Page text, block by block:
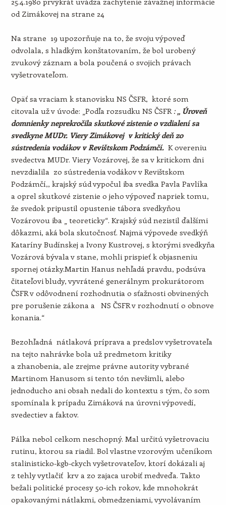
od Zimákovej na strane 24
Na strane 19 upozorňuje na to, že svoju výpoveď
odvolala, s hladkým konštatovaním, že bol urobený
zvukový záznam a bola poučená o svojich právach
vyšetrovateľom.
Opäť sa vraciam k stanovisku NS ČSFR, ktoré som
citovala už v úvode: „Podľa rozsudku NS ČSFR :„ Úroveň
domnienky neprekročila skutkové zistenie o vzdialení sa
svedkyne MUDr. Viery Zimákovej v kritický deň zo
sústredenia vodákov v Revištskom Podzámčí. K overeniu
svedectva MUDr. Viery Vozárovej, že sa v kritickom dni
nevzdialila zo sústredenia vodákov v Revištskom
Podzámčí,, krajský súd vypočul iba svedka Pavla Pavlíka
a oprel skutkové zistenie o jeho výpoveď napriek tomu,
že svedok pripustil opustenie tábora svedkyňou
Vozárovou iba „ teoreticky“. Krajský súd nezistil ďalšími
dôkazmi, aká bola skutočnosť. Najmä výpovede svedkýň
Kataríny Budínskej a Ivony Kustrovej, s ktorými svedkyňa
Vozárová bývala v stane, mohli prispieť k objasneniu
spornej otázky.Martin Hanus nehľadá pravdu, podsúva
čitateľovi bludy, vyvrátené generálnym prokurátorom
ČSFR v odôvodnení rozhodnutia o sťažnosti obvinených
pre porušenie zákona a NS ČSFR v rozhodnutí o obnove
konania.“
Bezohľadná nátlaková príprava a predslov vyšetrovateľa
na tejto nahrávke bola už predmetom kritiky
a zhanobenia, ale zrejme právne autority vybrané
Martinom Hanusom si tento tón nevšimli, alebo
jednoducho ani obsah nedali do kontextu s tým, čo som
spomínala k prípadu Zimáková na úrovni výpovedí,
svedectiev a faktov.
Pálka nebol celkom neschopný. Mal určitú vyšetrovaciu
rutinu, ktorou sa riadil. Bol vlastne vzorovým učeníkom
stalinisticko-kgb-ckych vyšetrovateľov, ktorí dokázali aj
z tehly vytlačiť krv a zo zajaca urobiť medveďa. Takto
bežali politické procesy 50-ich rokov, kde mnohokrát
opakovanými nátlakmi, obmedzeniami, vyvolávaním